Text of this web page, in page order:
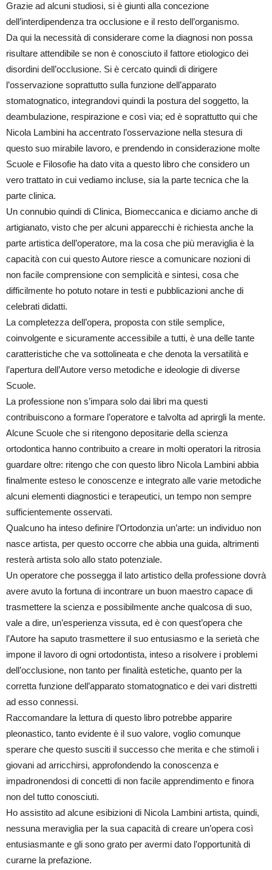
Grazie ad alcuni studiosi, si è giunti alla concezione
dell’interdipendenza tra occlusione e il resto dell’organismo.
Da qui la necessità di considerare come la diagnosi non possa
risultare attendibile se non è conosciuto il fattore etiologico dei
disordini dell’occlusione. Si è cercato quindi di dirigere
l’osservazione soprattutto sulla funzione dell’apparato
stomatognatico, integrandovi quindi la postura del soggetto, la
deambulazione, respirazione e così via; ed è soprattutto qui che
Nicola Lambini ha accentrato l’osservazione nella stesura di
questo suo mirabile lavoro, e prendendo in considerazione molte
Scuole e Filosofie ha dato vita a questo libro che considero un
vero trattato in cui vediamo incluse, sia la parte tecnica che la
parte clinica.
Un connubio quindi di Clinica, Biomeccanica e diciamo anche di
artigianato, visto che per alcuni apparecchi è richiesta anche la
parte artistica dell’operatore, ma la cosa che più meraviglia è la
capacità con cui questo Autore riesce a comunicare nozioni di
non facile comprensione con semplicità e sintesi, cosa che
difficilmente ho potuto notare in testi e pubblicazioni anche di
celebrati didatti.
La completezza dell’opera, proposta con stile semplice,
coinvolgente e sicuramente accessibile a tutti, è una delle tante
caratteristiche che va sottolineata e che denota la versatilità e
l’apertura dell’Autore verso metodiche e ideologie di diverse
Scuole.
La professione non s’impara solo dai libri ma questi
contribuiscono a formare l’operatore e talvolta ad aprirgli la mente.
Alcune Scuole che si ritengono depositarie della scienza
ortodontica hanno contribuito a creare in molti operatori la ritrosia
guardare oltre: ritengo che con questo libro Nicola Lambini abbia
finalmente esteso le conoscenze e integrato alle varie metodiche
alcuni elementi diagnostici e terapeutici, un tempo non sempre
sufficientemente osservati.
Qualcuno ha inteso definire l’Ortodonzia un’arte: un individuo non
nasce artista, per questo occorre che abbia una guida, altrimenti
resterà artista solo allo stato potenziale.
Un operatore che possegga il lato artistico della professione dovrà
avere avuto la fortuna di incontrare un buon maestro capace di
trasmettere la scienza e possibilmente anche qualcosa di suo,
vale a dire, un’esperienza vissuta, ed è con quest’opera che
l’Autore ha saputo trasmettere il suo entusiasmo e la serietà che
impone il lavoro di ogni ortodontista, inteso a risolvere i problemi
dell’occlusione, non tanto per finalità estetiche, quanto per la
corretta funzione dell’apparato stomatognatico e dei vari distretti
ad esso connessi.
Raccomandare la lettura di questo libro potrebbe apparire
pleonastico, tanto evidente è il suo valore, voglio comunque
sperare che questo susciti il successo che merita e che stimoli i
giovani ad arricchirsi, approfondendo la conoscenza e
impadronendosi di concetti di non facile apprendimento e finora
non del tutto conosciuti.
Ho assistito ad alcune esibizioni di Nicola Lambini artista, quindi,
nessuna meraviglia per la sua capacità di creare un’opera così
entusiasmante e gli sono grato per avermi dato l’opportunità di
curarne la prefazione.